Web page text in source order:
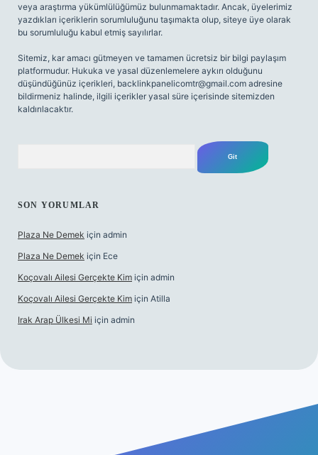
veya araştırma yükümlülüğümüz bulunmamaktadır. Ancak, üyelerimiz
yazdıkları içeriklerin sorumluluğunu taşımakta olup, siteye üye olarak
bu sorumluluğu kabul etmiş sayılırlar.
Sitemiz, kar amacı gütmeyen ve tamamen ücretsiz bir bilgi paylaşım
platformudur. Hukuka ve yasal düzenlemelere aykırı olduğunu
düşündüğünüz içerikleri, backlinkpanelicomtr@gmail.com adresine
bildirmeniz halinde, ilgili içerikler yasal süre içerisinde sitemizden
kaldırılacaktır.
SON YORUMLAR
Plaza Ne Demek için admin
Plaza Ne Demek için Ece
Koçovalı Ailesi Gerçekte Kim için admin
Koçovalı Ailesi Gerçekte Kim için Atilla
Irak Arap Ülkesi Mi için admin